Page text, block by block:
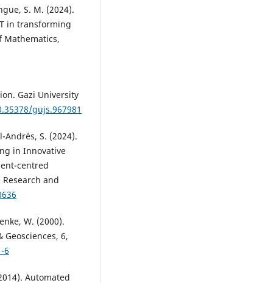
S. M. (2024).
in transforming
Mathematics,
Gazi University
gujs.967981
S. (2024).
in Innovative
centred
and
W. (2000).
6,
6
Automated